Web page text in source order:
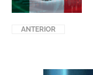
ANTERIOR